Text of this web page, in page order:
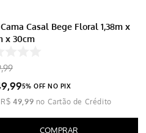
Cama Casal Bege Floral 1,38m x
x 30cm
,99
,995% OFF NO PIX
R$ 49 99
COMPRAR